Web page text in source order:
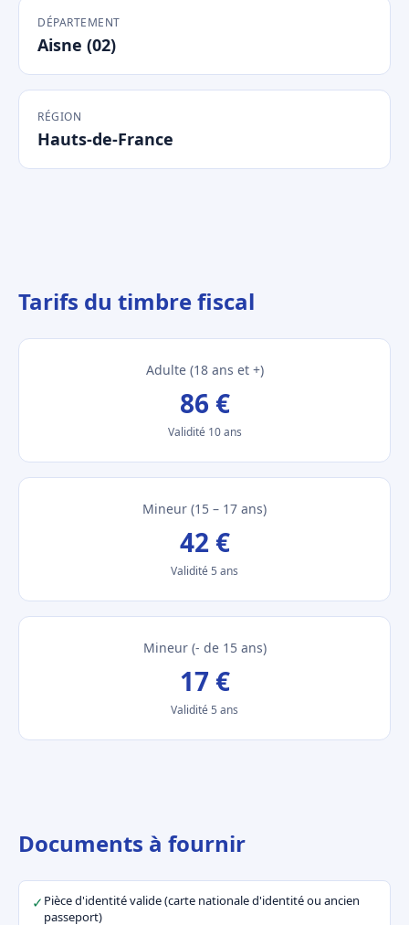
DÉPARTEMENT
Aisne (02)
RÉGION
Hauts-de-France
Tarifs du timbre fiscal
Adulte (18 ans et +)
86 €
Validité 10 ans
Mineur (15 – 17 ans)
42 €
Validité 5 ans
Mineur (- de 15 ans)
17 €
Validité 5 ans
Documents à fournir
✓ Pièce d'identité valide (carte nationale d'identité ou ancien
passeport)